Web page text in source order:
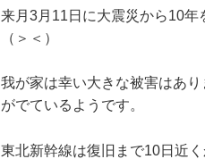
来月3月11日に大震災から10年
（＞＜）
我が家は幸い大きな被害はあ
がでているようです。
東北新幹線は復旧まで10日近く